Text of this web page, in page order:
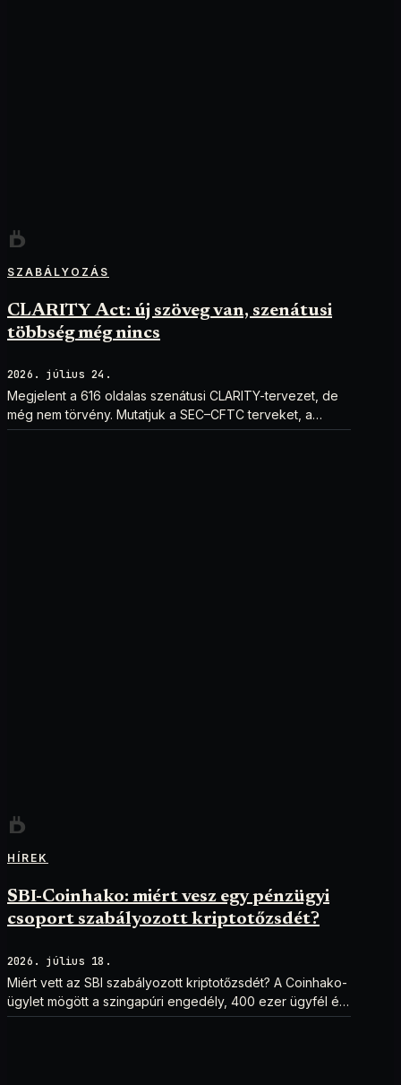
SZABÁLYOZÁS
CLARITY Act: új szöveg van, szenátusi
többség még nincs
2026. július 24.
Megjelent a 616 oldalas szenátusi CLARITY-tervezet, de
még nem törvény. Mutatjuk a SEC–CFTC terveket, a
vitákat és a következő lépéseket.
HÍREK
SBI-Coinhako: miért vesz egy pénzügyi
csoport szabályozott kriptotőzsdét?
2026. július 18.
Miért vett az SBI szabályozott kriptotőzsdét? A Coinhako-
ügylet mögött a szingapúri engedély, 400 ezer ügyfél és
egy stablecoin-terv áll.